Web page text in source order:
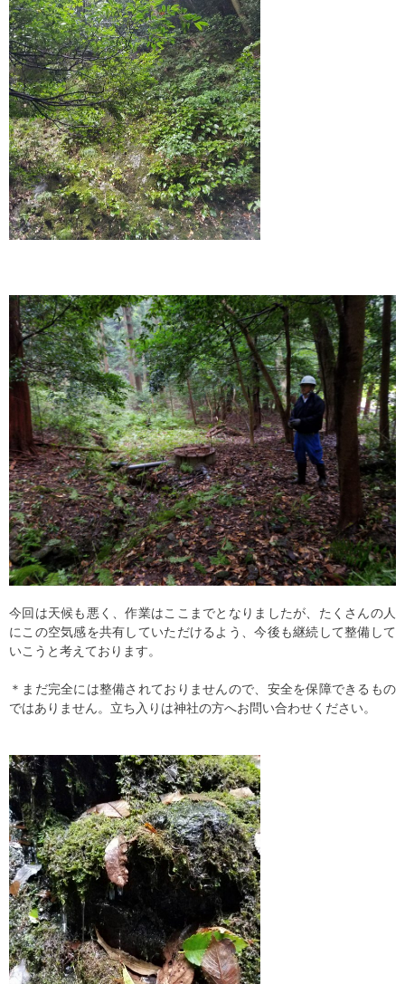
今回は天候も悪く、作業はここまでとなりましたが、たくさんの人
にこの空気感を共有していただけるよう、今後も継続して整備して
いこうと考えております。
＊まだ完全には整備されておりませんので、安全を保障できるもの
ではありません。立ち入りは神社の方へお問い合わせください。